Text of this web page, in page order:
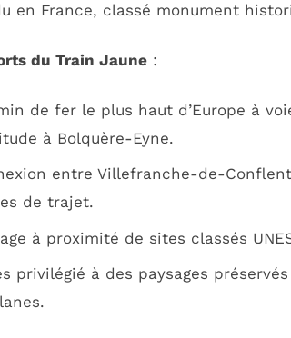
en France, classé monument
du Train Jaune :
de fer le plus haut d’Europe à
à Bolquère-Eyne.
entre Villefranche-de-
de trajet.
à proximité de sites classés
privilégié à des paysages